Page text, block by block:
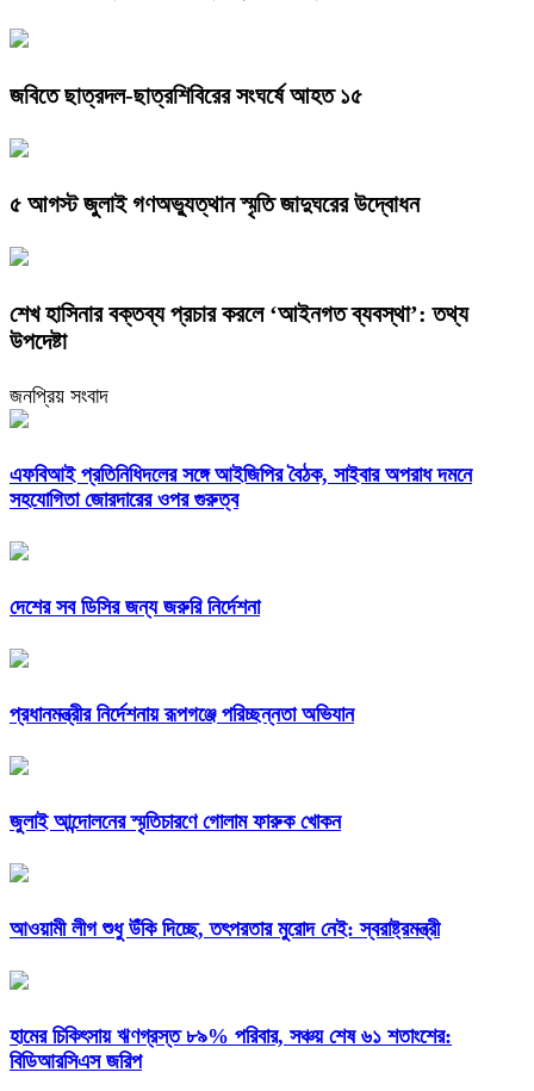
জবিতে ছাত্রদল-ছাত্রশিবিরের সংঘর্ষে আহত ১৫
৫ আগস্ট জুলাই গণঅভ্যুত্থান স্মৃতি জাদুঘরের উদ্বোধন
শেখ হাসিনার বক্তব্য প্রচার করলে ‘আইনগত ব্যবস্থা’: তথ্য
উপদেষ্টা
জনপ্রিয় সংবাদ
এফবিআই প্রতিনিধিদলের সঙ্গে আইজিপির বৈঠক, সাইবার অপরাধ দমনে
সহযোগিতা জোরদারের ওপর গুরুত্ব
দেশের সব ডিসির জন্য জরুরি নির্দেশনা
প্রধানমন্ত্রীর নির্দেশনায় রূপগঞ্জে পরিচ্ছন্নতা অভিযান
জুলাই আন্দোলনের স্মৃতিচারণে গোলাম ফারুক খোকন
আওয়ামী লীগ শুধু উঁকি দিচ্ছে, তৎপরতার মুরোদ নেই: স্বরাষ্ট্রমন্ত্রী
হামের চিকিৎসায় ঋণগ্রস্ত ৮৯% পরিবার, সঞ্চয় শেষ ৬১ শতাংশের:
বিডিআরসিএস জরিপ